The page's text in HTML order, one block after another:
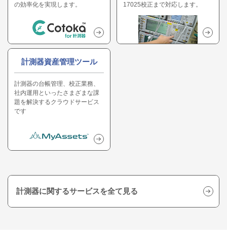
の効率化を実現します。
17025校正まで対応します。
計測器資産管理ツール
計測器の台帳管理、校正業務、
社内運用といったさまざまな課
題を解決するクラウドサービス
です
計測器に関するサービスを全て見る